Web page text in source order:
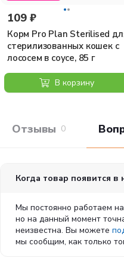
109 ₽
Корм Pro Plan Sterilised
стерилизованных кошек с
лососем в соусе, 85 г
В корзину
Отзывы
0
Когда товар появится в
Мы постоянно работаем
но на данный момент
неизвестна. Вы можете
мы сообщим, как только